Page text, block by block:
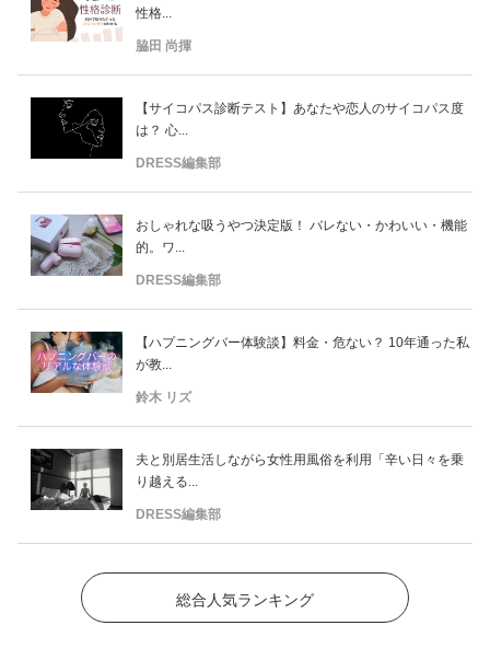
性格...
脇田 尚揮
【サイコパス診断テスト】あなたや恋人のサイコパス度
は？ 心...
DRESS編集部
おしゃれな吸うやつ決定版！ バレない・かわいい・機能
的。ワ...
DRESS編集部
【ハプニングバー体験談】料金・危ない？ 10年通った私
が教...
鈴木 リズ
夫と別居生活しながら女性用風俗を利用「辛い日々を乗
り越える...
DRESS編集部
総合人気ランキング